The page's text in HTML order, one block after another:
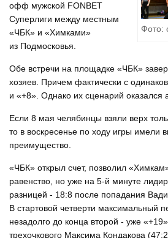
Фото:
офф мужской FONBET
Суперлиги между местным
«ЧБК» и «Химками»
из Подмосковья.
Обе встречи на площадке «ЧБК»
хозяев. Причем фактически с
и «+8». Однако их сценарий оказался
Если 8 мая челябинцы взяли верх
то в воскресенье по ходу игры имели
преимущество.
«ЧБК» открыл счет, позволил
равенство, но уже на 5-й минуте
разницей - 18:8 после попадания
В стартовой четверти максимальный
незадолго до конца второй - уже
трехочкового Максима Кондакова